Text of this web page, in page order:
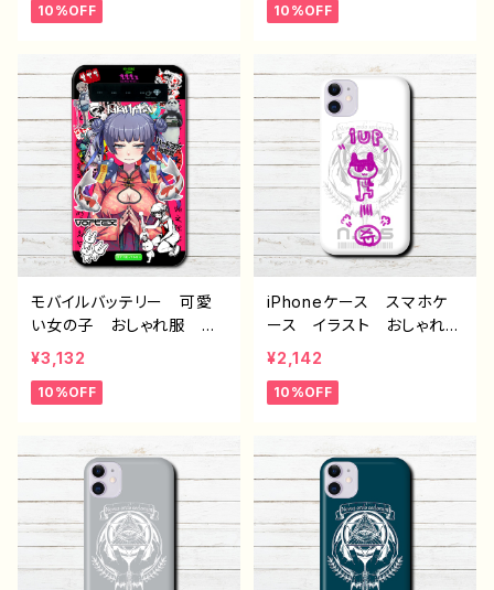
病みかわいい エモい iP
ixel Galaxy おすすめ
個性的 Android アンド
ロイド ケース 人気 イ
ラストレーター 絵師 ク
リエイター オリジナル デ
ザイン グッズ タイトル：
柴田ヰコpattern8 作：柴
田ヰコ G-6
10%OFF
Phone15/14/13/12/11 AQ
個性的 Android アンド
ロイド ケース 人気 イ
ラストレーター 絵師 ク
リエイター オリジナル デ
ザイン グッズ タイトル：
柴田ヰコpattern6 作：柴
田ヰコ G-6
10%OFF
モバイルバッテリー 可愛
い女の子 おしゃれ服 か
っこいい女子 イラスト 病
みかわいい メンヘラ ヤ
ンデレ エモい チャイナ
性的 iPhone 軽量 小
さい 女性 男性 メン
ズ JK 女子高校生 セ
ーラー服 銀髪 生足 ツ
インテール フード パー
カー 人気 イラストレー
¥3,132
10%OFF
iPhoneケース スマホケ
ース イラスト おしゃれ
シンプル メンズ 病みか
わいい 中二病 厨二病
iPhone15/14/13/12/11 A
め 個性的 Android ア
ンドロイド ケース 人
気 イラストレーター 絵
師 クリエイター オリジ
ナル デザイン グッズ タ
イトル：柴田ヰコpattern14
¥2,142
10%OFF